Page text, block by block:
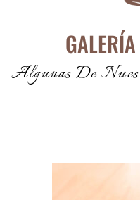
Algunas De